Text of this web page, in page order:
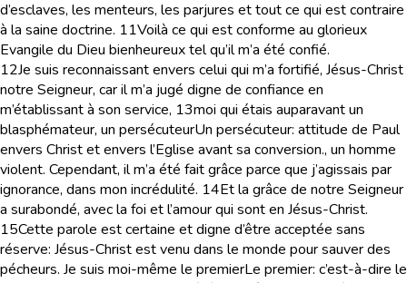
d’esclaves, les menteurs, les parjures et tout ce qui est contraire
à la saine doctrine. 11Voilà ce qui est conforme au glorieux
Evangile du Dieu bienheureux tel qu’il m’a été confié.
12Je suis reconnaissant envers celui qui m’a fortifié, Jésus-Christ
notre Seigneur, car il m’a jugé digne de confiance en
m’établissant à son service, 13moi qui étais auparavant un
blasphémateur, un persécuteurUn persécuteur: attitude de Paul
envers Christ et envers l’Eglise avant sa conversion., un homme
violent. Cependant, il m’a été fait grâce parce que j’agissais par
ignorance, dans mon incrédulité. 14Et la grâce de notre Seigneur
a surabondé, avec la foi et l’amour qui sont en Jésus-Christ.
15Cette parole est certaine et digne d’être acceptée sans
réserve: Jésus-Christ est venu dans le monde pour sauver des
pécheurs. Je suis moi-même le premierLe premier: c’est-à-dire le